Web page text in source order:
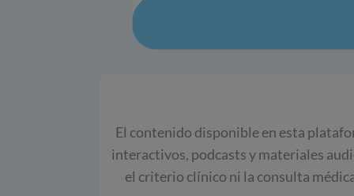
El contenido disponible en esta
interactivos, podcasts y materiales
el criterio clínico ni la consulta